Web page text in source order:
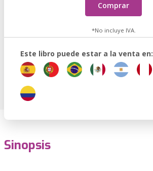
Comprar
*No incluye IVA.
Este libro puede estar a la venta en:
Sinopsis